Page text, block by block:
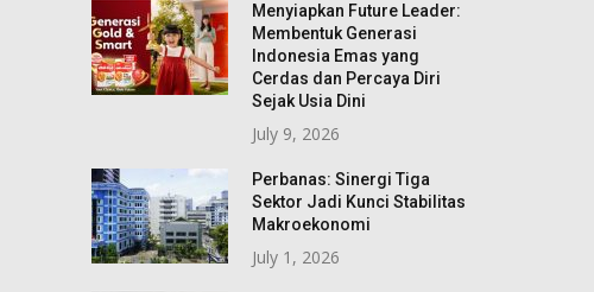
Menyiapkan Future Leader:
Membentuk Generasi
Indonesia Emas yang
Cerdas dan Percaya Diri
Sejak Usia Dini
July 9, 2026
Perbanas: Sinergi Tiga
Sektor Jadi Kunci Stabilitas
Makroekonomi
July 1, 2026